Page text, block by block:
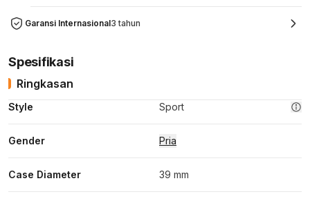
Garansi Internasional3 tahun
Spesifikasi
Ringkasan
Style Sport
Gender Pria
Case Diameter 39 mm